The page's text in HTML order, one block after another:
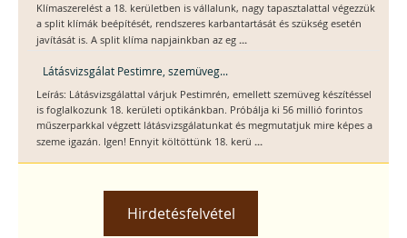
Klímaszerelést a 18. kerületben is vállalunk, nagy tapasztalattal végezzük
a split klímák beépítését, rendszeres karbantartását és szükség esetén
javítását is. A split klíma napjainkban az eg ...
Látásvizsgálat Pestimre, szemüveg...
Leírás: Látásvizsgálattal várjuk Pestimrén, emellett szemüveg készítéssel
is foglalkozunk 18. kerületi optikánkban. Próbálja ki 56 millió forintos
műszerparkkal végzett látásvizsgálatunkat és megmutatjuk mire képes a
szeme igazán. Igen! Ennyit költöttünk 18. kerü ...
Hirdetésfelvétel